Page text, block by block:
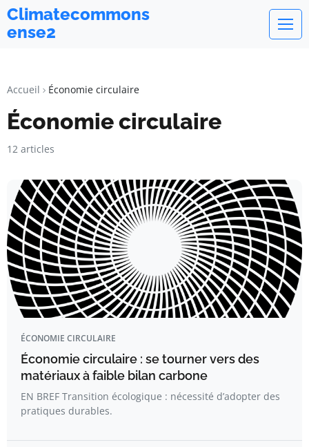
Climatecommons
ense2
Accueil Économie circulaire
Économie circulaire
12 articles
ÉCONOMIE CIRCULAIRE
Économie circulaire : se tourner vers des
matériaux à faible bilan carbone
EN BREF Transition écologique : nécessité d’adopter des
pratiques durables.